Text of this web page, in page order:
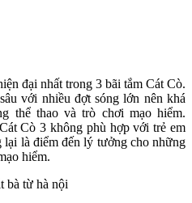
đại nhất trong 3 bãi tắm Cát Cò.
với nhiều đợt sóng lớn nên khá
thể thao và trò chơi mạo hiểm.
Cò 3 không phù hợp với trẻ em
là điểm đến lý tưởng cho những
hiểm.